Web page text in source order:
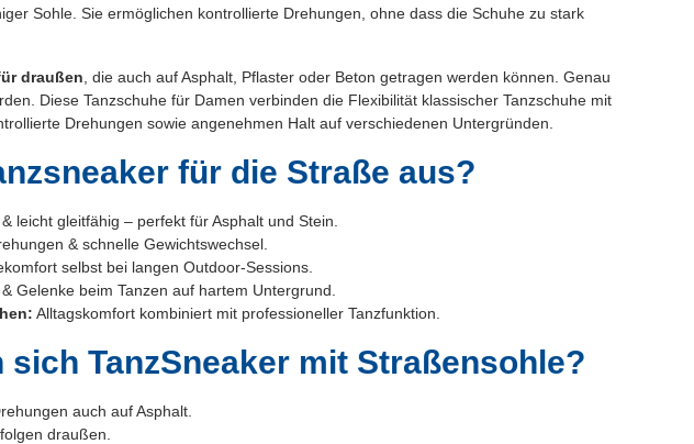
Sohle. Sie ermöglichen kontrollierte Drehungen, ohne dass die Schuhe zu stark
draußen , die auch auf Asphalt, Pflaster oder Beton getragen werden können. Genau
Diese Tanzschuhe für Damen verbinden die Flexibilität klassischer Tanzschuhe mit
Drehungen sowie angenehmen Halt auf verschiedenen Untergründen.
für die Straße aus?
leicht gleitfähig – perfekt für Asphalt und Stein.
& schnelle Gewichtswechsel.
selbst bei langen Outdoor-Sessions.
Gelenke beim Tanzen auf hartem Untergrund.
Alltagskomfort kombiniert mit professioneller Tanzfunktion.
sich TanzSneaker mit Straßensohle?
auch auf Asphalt.
draußen.